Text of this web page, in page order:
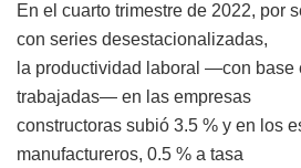
En el cuarto trimestre de 2022, por
con series desestacionalizadas,
la productividad laboral —con base
trabajadas— en las empresas
constructoras subió 3.5 % y en los
manufactureros, 0.5 % a tasa